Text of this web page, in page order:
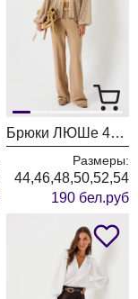
Брюки ЛЮШе 4466
Размеры:
44,46,48,50,52,54
190 бел.руб